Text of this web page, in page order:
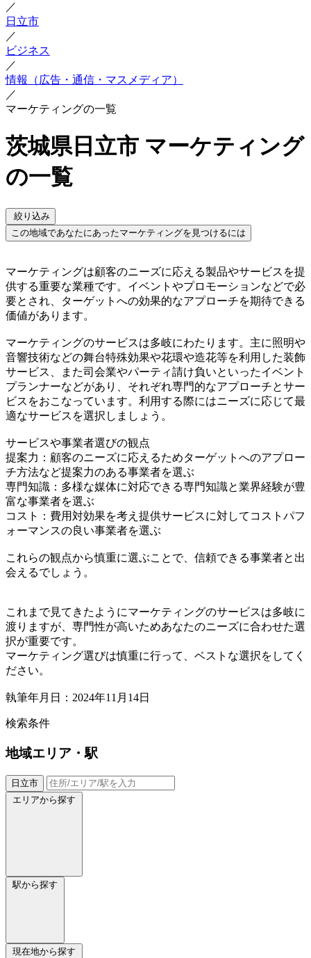
／
日立市
／
ビジネス
／
情報（広告・通信・マスメディア）
／
マーケティングの一覧
茨城県日立市 マーケティング
の一覧
絞り込み
この地域であなたにあったマーケティングを見つけるには
マーケティングは顧客のニーズに応える製品やサービスを提
供する重要な業種です。イベントやプロモーションなどで必
要とされ、ターゲットへの効果的なアプローチを期待できる
価値があります。
マーケティングのサービスは多岐にわたります。主に照明や
音響技術などの舞台特殊効果や花環や造花等を利用した装飾
サービス、また司会業やパーティ請け負いといったイベント
プランナーなどがあり、それぞれ専門的なアプローチとサー
ビスをおこなっています。利用する際にはニーズに応じて最
適なサービスを選択しましょう。
サービスや事業者選びの観点
提案力：顧客のニーズに応えるためターゲットへのアプロー
チ方法など提案力のある事業者を選ぶ
専門知識：多様な媒体に対応できる専門知識と業界経験が豊
富な事業者を選ぶ
コスト：費用対効果を考え提供サービスに対してコストパフ
ォーマンスの良い事業者を選ぶ
これらの観点から慎重に選ぶことで、信頼できる事業者と出
会えるでしょう。
これまで見てきたようにマーケティングのサービスは多岐に
渡りますが、専門性が高いためあなたのニーズに合わせた選
択が重要です。
マーケティング選びは慎重に行って、ベストな選択をしてく
ださい。
執筆年月日：2024年11月14日
検索条件
地域エリア・駅
日立市
エリアから探す
駅から探す
現在地から探す